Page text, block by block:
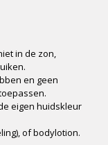
in de zon,
en geen
eigen huidskleur
of bodylotion.